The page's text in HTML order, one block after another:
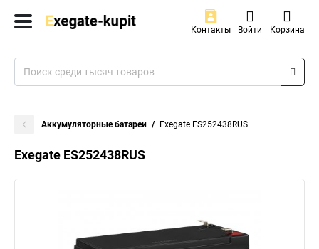
Контакты Войти Корзина
Аккумуляторные батареи Exegate ES252438RUS
Exegate ES252438RUS